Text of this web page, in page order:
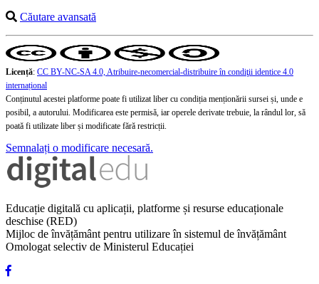
Căutare avansată
Licență: CC BY-NC-SA 4.0, Atribuire-necomercial-distribuire în condiţii identice 4.0
internațional
Conținutul acestei platforme poate fi utilizat liber cu condiția menționării sursei și, unde e
posibil, a autorului. Modificarea este permisă, iar operele derivate trebuie, la rândul lor, să
poată fi utilizate liber și modificate fără restricții.
Semnalați o modificare necesară.
Educație digitală cu aplicații, platforme și resurse educaționale
deschise (RED)
Mijloc de învățământ pentru utilizare în sistemul de învățământ
Omologat selectiv de Ministerul Educației